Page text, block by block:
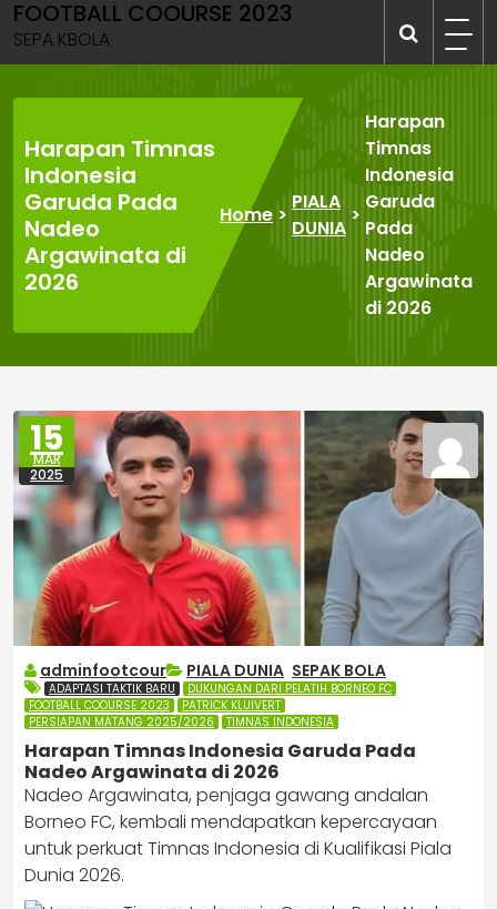
Skip
to
content
FOOTBALL COOURSE 2023
SEPA KBOLA
Harapan Timnas
Indonesia
Garuda Pada
Nadeo
Argawinata di
2026
Home >
PIALA
DUNIA
>
Harapan
Timnas
Indonesia
Garuda
Pada
Nadeo
Argawinata
di 2026
15
MAR
2025
adminfootcour PIALA DUNIA SEPAK BOLA
ADAPTASI TAKTIK BARU
DUKUNGAN DARI PELATIH BORNEO FC
FOOTBALL COOURSE 2023
PATRICK KLUIVERT
PERSIAPAN MATANG 2025/2026
TIMNAS INDONESIA
Harapan Timnas Indonesia Garuda Pada
Nadeo Argawinata di 2026
Nadeo Argawinata, penjaga gawang andalan
Borneo FC, kembali mendapatkan kepercayaan
untuk perkuat Timnas Indonesia di Kualifikasi Piala
Dunia 2026.